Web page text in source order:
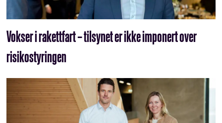
Vokser i rakettfart – tilsynet er ikke imponert over
risikostyringen